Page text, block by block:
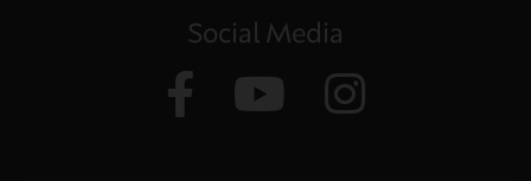
Social Media